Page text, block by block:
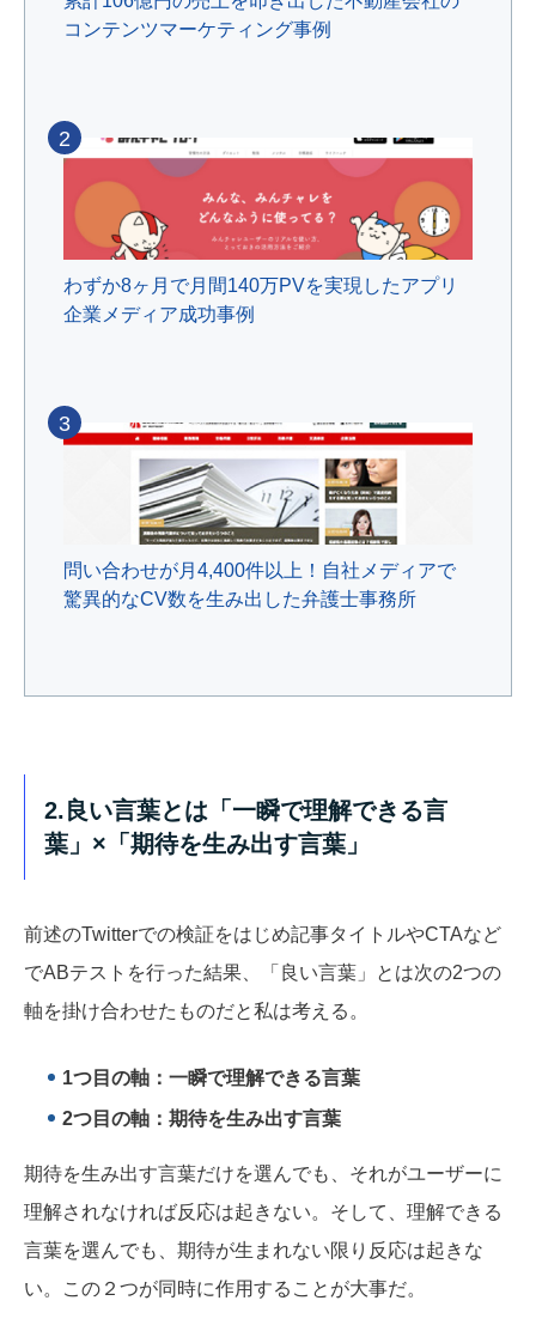
コンテンツマーケティング事例
わずか8ヶ月で月間140万PVを実現したアプリ
企業メディア成功事例
2
問い合わせが月4,400件以上！自社メディアで
驚異的なCV数を生み出した弁護士事務所
3
2.良い言葉とは「一瞬で理解できる言
葉」×「期待を生み出す言葉」
前述のTwitterでの検証をはじめ記事タイトルやCTAなど
でABテストを行った結果、「良い言葉」とは次の2つの
軸を掛け合わせたものだと私は考える。
1つ目の軸：一瞬で理解できる言葉
2つ目の軸：期待を生み出す言葉
期待を生み出す言葉だけを選んでも、それがユーザーに
理解されなければ反応は起きない。そして、理解できる
言葉を選んでも、期待が生まれない限り反応は起きな
い。この２つが同時に作用することが大事だ。